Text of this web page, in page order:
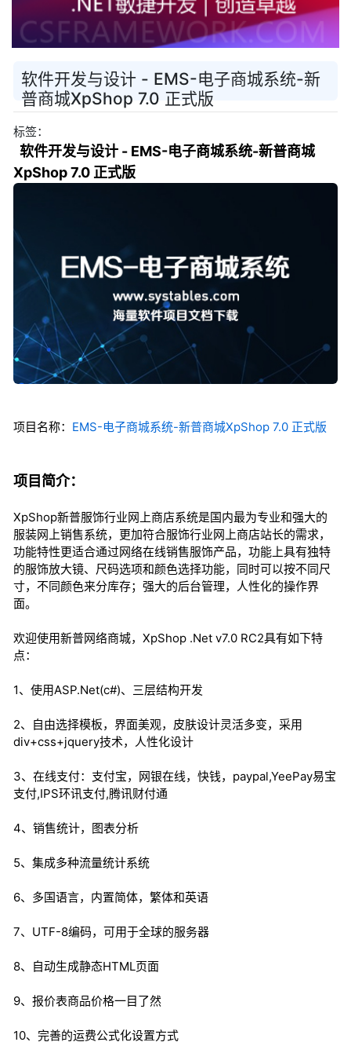
软件开发与设计 - EMS-电子商城系统-新
普商城XpShop 7.0 正式版
标签：
软件开发与设计 - EMS-电子商城系统-新普商城
XpShop 7.0 正式版
项目名称： EMS-电子商城系统-新普商城XpShop 7.0 正式版
项目简介：
XpShop新普服饰行业网上商店系统是国内最为专业和强大的
服装网上销售系统，更加符合服饰行业网上商店站长的需求，
功能特性更适合通过网络在线销售服饰产品，功能上具有独特
的服饰放大镜、尺码选项和颜色选择功能，同时可以按不同尺
寸，不同颜色来分库存；强大的后台管理，人性化的操作界
面。
欢迎使用新普网络商城，XpShop .Net v7.0 RC2具有如下特
点：
1、使用ASP.Net(c#)、三层结构开发
2、自由选择模板，界面美观，皮肤设计灵活多变，采用
div+css+jquery技术，人性化设计
3、在线支付：支付宝，网银在线，快钱，paypal,YeePay易宝
支付,IPS环讯支付,腾讯财付通
4、销售统计，图表分析
5、集成多种流量统计系统
6、多国语言，内置简体，繁体和英语
7、UTF-8编码，可用于全球的服务器
8、自动生成静态HTML页面
9、报价表商品价格一目了然
10、完善的运费公式化设置方式